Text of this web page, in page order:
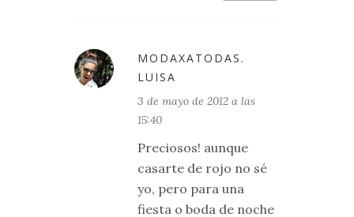
MODAXATODAS.
LUISA
3 de mayo de 2012 a las
15:40
Preciosos! aunque
casarte de rojo no sé
yo, pero para una
fiesta o boda de noche